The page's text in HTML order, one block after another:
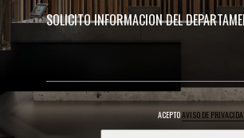
ACEPTOAVISO DE